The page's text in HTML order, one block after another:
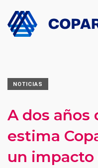
NOTICIAS
A dos años
estima
un